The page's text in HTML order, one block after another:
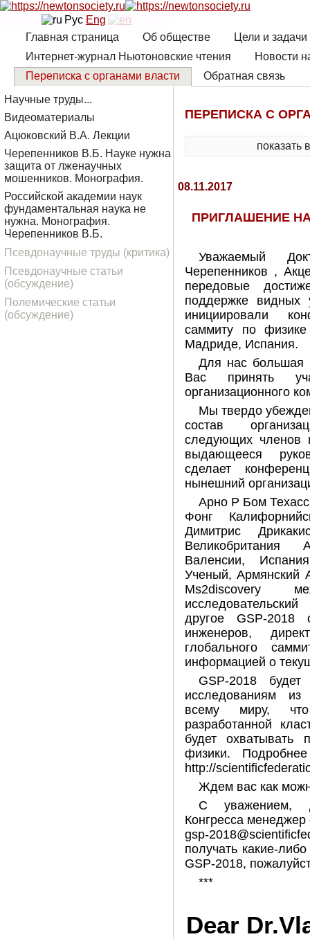
Рус Eng
Главная страница
Об обществе
Цели и
Интернет-журнал Ньютоновские чтения
Новости
Переписка с органами власти
Обратная связь
ПЕРЕПИСКА С
показать
08.11.2017
ПРИГЛАШЕНИЕ
Уважаемый
Черепенников ,
передовые
поддержке
инициировали
саммиту по
Мадриде, Испания.
Для нас большая
Вас принять
организационного
Мы твердо
состав
следующих членов
выдающееся
сделает
нынешний
Арно Р Бом
Фонг
Димитрис
Великобритания
Валенсии,
Ученый, Армянский
Ms2discovery
другое GSP-2018
инженеров,
глобального
информацией о
GSP-2018
исследованиям из
всему миру,
разработанной
будет охватывать
физики.
http://
Ждем вас как
С уважением,
Конгресса
gsp-
получать какие-
GSP-2018,
***
Dear
Научные труды...
Видеоматериалы
Ацюковский В.А. Лекции
Черепенников В.Б. Науке нужна
защита от лженаучных
мошенников. Монография.
Российской академии наук
фундаментальная наука не
нужна. Монография.
Черепенников В.Б.
Псевдонаучные труды (критика)
Псевдонаучные статьи
(обсуждение)
Полемические статьи
(обсуждение)